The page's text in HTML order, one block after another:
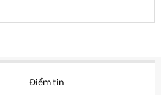
Điểm tin